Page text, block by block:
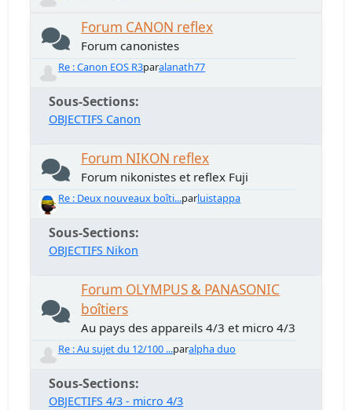
Forum CANON reflex
Forum canonistes
Re : Canon EOS R3paralanath77
Sous-Sections
OBJECTIFS Canon
Forum NIKON reflex
Forum nikonistes et reflex Fuji
Re : Deux nouveaux boîti...parluistappa
Sous-Sections
OBJECTIFS Nikon
Forum OLYMPUS & PANASONIC
boîtiers
Au pays des appareils 4/3 et micro 4/3
Re : Au sujet du 12/100 ...paralpha duo
Sous-Sections
OBJECTIFS 4/3 - micro 4/3